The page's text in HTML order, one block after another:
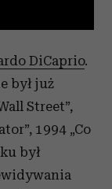
DiCaprio.
był już
Street”,
1994 „Co
był